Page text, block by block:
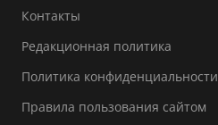
Контакты
Редакционная политика
Политика конфиденциальности
Правила пользования сайтом